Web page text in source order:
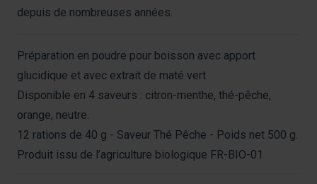
depuis de nombreuses années.
Préparation en poudre pour boisson avec apport
glucidique et avec extrait de maté vert
Disponible en 4 saveurs : citron-menthe, thé-pêche,
orange, neutre.
12 rations de 40 g - Saveur Thé Pêche - Poids net 500 g.
Produit issu de l’agriculture biologique FR-BIO-01